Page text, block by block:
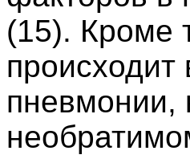
(15). Кроме
пневмонии,